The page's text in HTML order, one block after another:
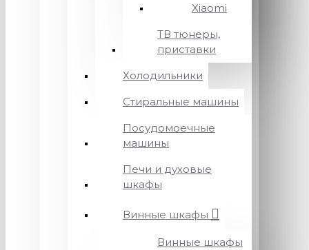
Xiaomi
ТВ тюнеры,
приставки
Холодильники
Стиральные машины
Посудомоечные
машины
Печи и духовые
шкафы
Винные шкафы
Винные шкафы